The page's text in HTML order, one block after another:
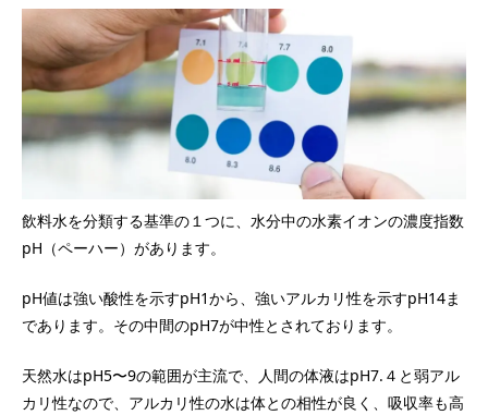
飲料水を分類する基準の１つに、水分中の水素イオンの濃度指数
pH（ペーハー）があります。
pH値は強い酸性を示すpH1から、強いアルカリ性を示すpH14ま
であります。その中間のpH7が中性とされております。
天然水はpH5〜9の範囲が主流で、人間の体液はpH7.４と弱アル
カリ性なので、アルカリ性の水は体との相性が良く、吸収率も高